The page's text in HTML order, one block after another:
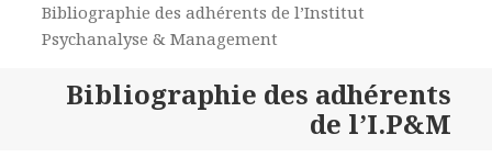
Bibliographie des adhérents de l’Institut
Psychanalyse & Management
Bibliographie des adhérents
de l’I.P&M